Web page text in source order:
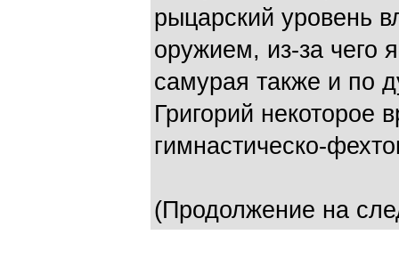
рыцарский уровень
оружием, из-за чего
самурая также и по
Григорий некоторое
гимнастическо-
(Продолжение на